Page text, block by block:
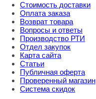
Стоимость доставки
Оплата заказа
Возврат товара
Вопросы и ответы
Производство РТИ
Отдел закупок
Карта сайта
Статьи
Публичная оферта
Проверенный магазин
Система скидок